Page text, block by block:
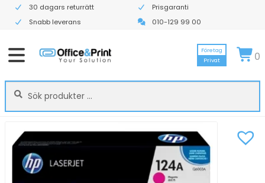
30 dagars returrätt
Prisgaranti
Snabb leverans
010-129 99 00
Sök
efter:
Sök
Företag
Privat
0